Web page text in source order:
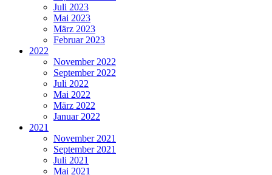
Juli 2023
Mai 2023
März 2023
Februar 2023
2022
November 2022
September 2022
Juli 2022
Mai 2022
März 2022
Januar 2022
2021
November 2021
September 2021
Juli 2021
Mai 2021